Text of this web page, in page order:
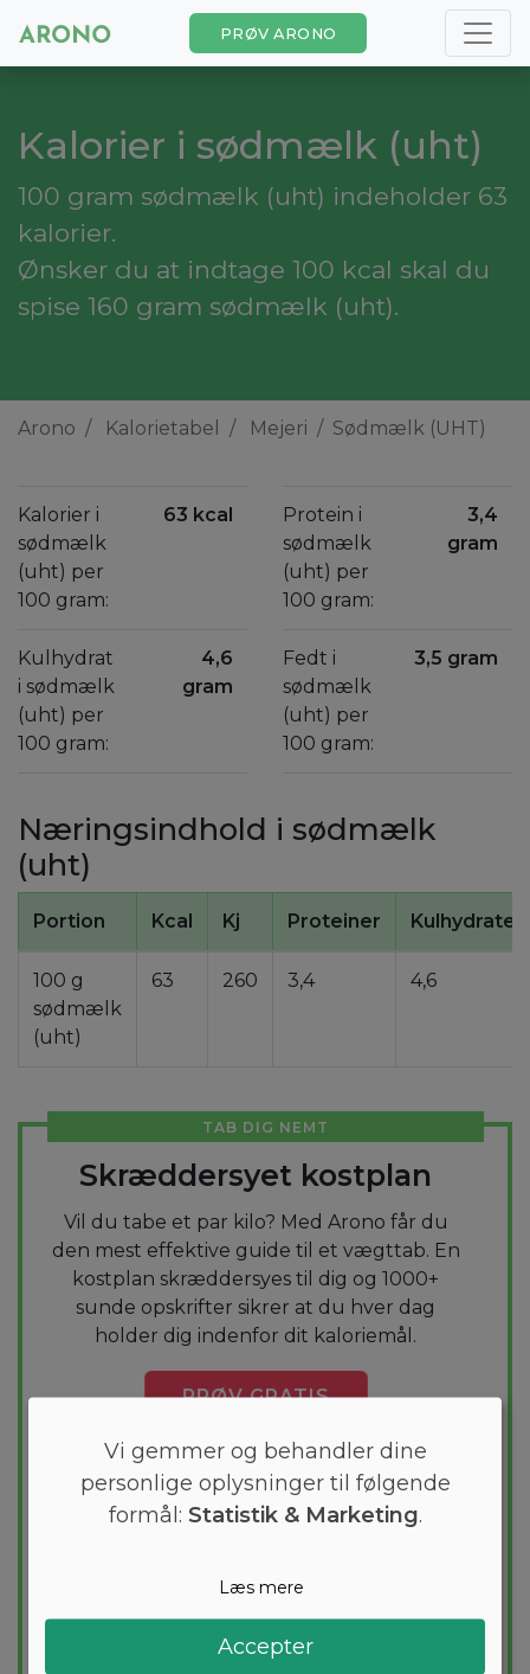
PRØV ARONO
Kalorier i sødmælk (uht)
100 gram sødmælk (uht) indeholder 63
kalorier.
Ønsker du at indtage 100 kcal skal du
spise 160 gram sødmælk (uht).
Arono Kalorietabel Mejeri Sødmælk (UHT)
Kalorier i
sødmælk
(uht) per
100 gram:
63 kcal
Kulhydrat
i sødmælk
(uht) per
100 gram:
4,6
gram
Protein i
sødmælk
(uht) per
100 gram:
3,4
gram
Fedt i
sødmælk
(uht) per
100 gram:
3,5 gram
Næringsindhold i sødmælk
(uht)
Portion Kcal Kj Proteiner Kulhydrater
100 g
sødmælk
(uht)
63 260 3,4 4,6
TAB DIG NEMT
Skræddersyet kostplan
Vil du tabe et par kilo? Med Arono får du
den mest effektive guide til et vægttab. En
kostplan skræddersyes til dig og 1000+
sunde opskrifter sikrer at du hver dag
holder dig indenfor dit kaloriemål.
PRØVGRATIS
Vi gemmer og behandler dine
personlige oplysninger til følgende
formål: Statistik & Marketing.
Læs mere
Accepter